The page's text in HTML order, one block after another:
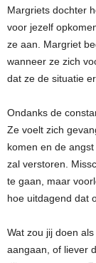
Margriets dochter
voor jezelf
ze aan. Margriet
wanneer ze zich
dat ze de situatie
Ondanks de
Ze voelt zich
komen en de
zal verstoren.
te gaan, maar
hoe uitdagend dat
Wat zou jij doen
aangaan, of liever